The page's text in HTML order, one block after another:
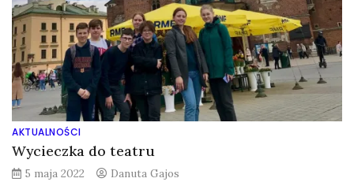
AKTUALNOŚCI
Wycieczka do teatru
5 maja 2022 Danuta Gajos